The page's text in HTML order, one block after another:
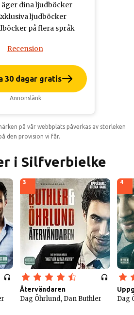
äger dina ljudböcker
ljudböcker
på flera språk
Recension
30 dagar gratis
Annonslänk
på vår webbplats påverkas av storleken
den provision vi får.
i Silfverbielke
3
Återvändaren
Dag Öhrlund, Dan Buthler
4
Dag